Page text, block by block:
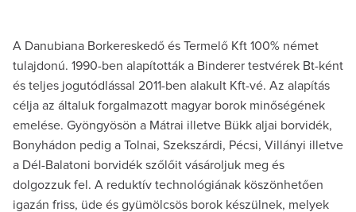
A Danubiana Borkereskedő és Termelő Kft 100% német
tulajdonú. 1990-ben alapították a Binderer testvérek Bt-ként
és teljes jogutódlással 2011-ben alakult Kft-vé. Az alapítás
célja az általuk forgalmazott magyar borok minőségének
emelése. Gyöngyösön a Mátrai illetve Bükk aljai borvidék,
Bonyhádon pedig a Tolnai, Szekszárdi, Pécsi, Villányi illetve
a Dél-Balatoni borvidék szőlőit vásároljuk meg és
dolgozzuk fel. A reduktív technológiának köszönhetően
igazán friss, üde és gyümölcsös borok készülnek, melyek